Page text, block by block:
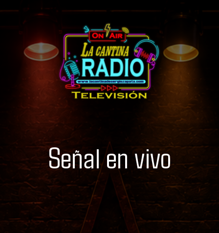
Señal en vivo